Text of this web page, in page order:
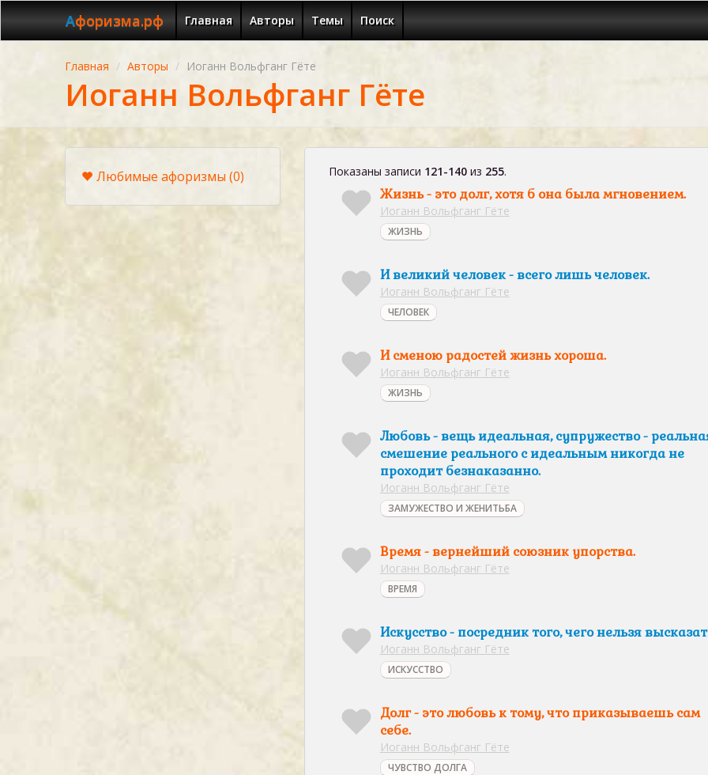
Афоризма.рф Главная Авторы Темы Поиск
Главная Авторы Иоганн Вольфганг Гёте
Иоганн Вольфганг Гёте
Любимые афоризмы(0) Показаны записи 121-140из 255.
Жизнь - это долг, хотя б она была мгновением.
Иоганн Вольфганг Гёте
ЖИЗНЬ
И великий человек - всего лишь человек.
Иоганн Вольфганг Гёте
ЧЕЛОВЕК
И сменою радостей жизнь хороша.
Иоганн Вольфганг Гёте
ЖИЗНЬ
Любовь - вещь идеальная, супружество -
смешение реального с идеальным никогда не
проходит безнаказанно.
Иоганн Вольфганг Гёте
ЗАМУЖЕСТВО И ЖЕНИТЬБА
Время - вернейший союзник упорства.
Иоганн Вольфганг Гёте
ВРЕМЯ
Искусство - посредник того, чего нельзя
Иоганн Вольфганг Гёте
ИСКУССТВО
Долг - это любовь к тому, что приказываешь сам
себе.
Иоганн Вольфганг Гёте
ЧУВСТВО ДОЛГА